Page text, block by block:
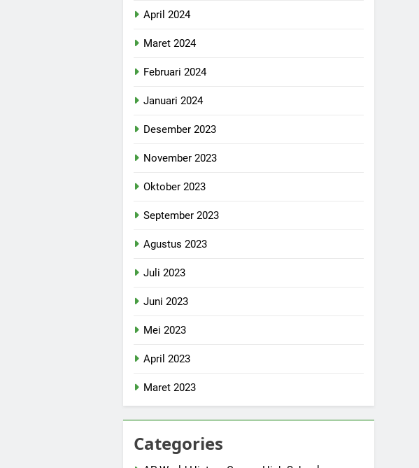
April 2024
Maret 2024
Februari 2024
Januari 2024
Desember 2023
November 2023
Oktober 2023
September 2023
Agustus 2023
Juli 2023
Juni 2023
Mei 2023
April 2023
Maret 2023
Categories